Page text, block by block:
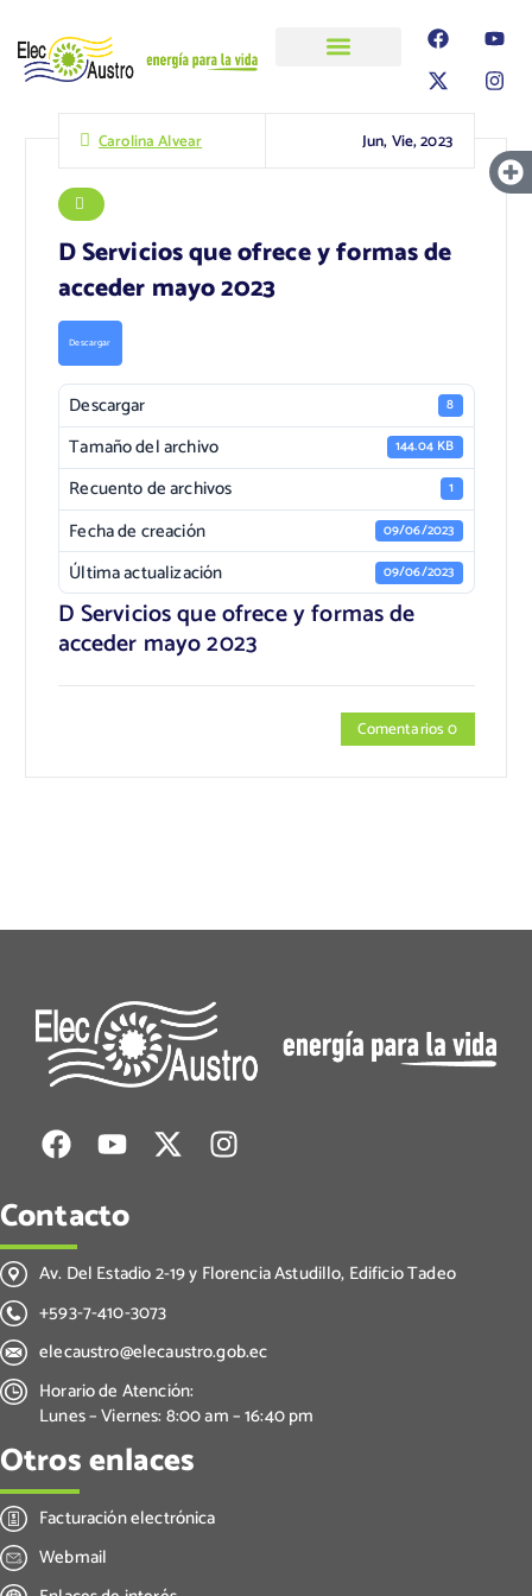
Carolina Alvear Jun, Vie, 2023
D Servicios que ofrece y formas de
acceder mayo 2023
Descargar
Descargar 8
Tamaño del archivo 144.04 KB
Recuento de archivos 1
Fecha de creación 09/06/2023
Última actualización 09/06/2023
D Servicios que ofrece y formas de
acceder mayo 2023
Comentarios 0
Contacto
Av. Del Estadio 2-19 y Florencia Astudillo, Edificio Tadeo
+593-7-410-3073
elecaustro@elecaustro.gob.ec
Horario de Atención:
Lunes – Viernes: 8:00 am – 16:40 pm
Otros enlaces
Facturación electrónica
Webmail